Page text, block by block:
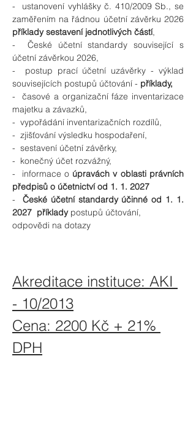
-  ustanovení vyhlášky č. 410/2009 Sb., se
příklady sestavení jednotlivých částí,
-  České účetní standardy související s
účetní závěrkou 2026,
-  postup prací účetní uzávěrky - výklad
souvisejících postupů účtování - příklady,
-  časové a organizační fáze inventarizace
majetku a závazků,
-  vypořádání inventarizačních rozdílů,
-  zjišťování výsledku hospodaření,
-  sestavení účetní závěrky,
-  konečný účet rozvážný,
-  informace o úpravách v oblasti právních
předpisů o účetnictví od 1. 1. 2027
- České účetní standardy účinné od 1. 1.
2027 příklady postupů účtování,
odpovědi na dotazy
Akreditace instituce: AKI
- 10/2013
Cena: 2200 Kč + 21%
DPH